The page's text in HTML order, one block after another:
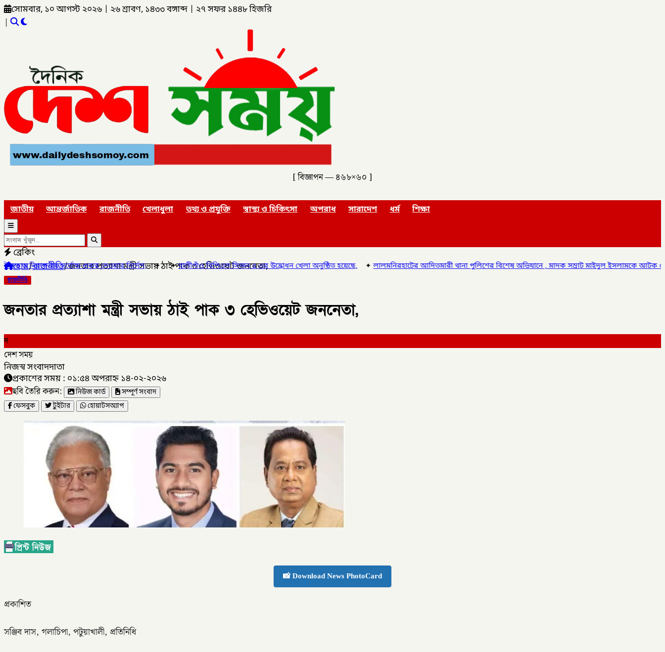
সোমবার, ১০ আগস্ট ২০২৬ ২৬ শ্রাবণ, ১৪৩৩ বঙ্গাব্দ ২৭ সফর ১৪৪৮ হিজরি
|
[ বিজ্ঞাপন — ৪৬৮×৬০ ]
জাতীয় আন্তর্জাতিক রাজনীতি খেলাধুলা তথ্য ও প্রযুক্তি স্বাস্থ্য ও চিকিৎসা অপরাধ সারাদেশ ধর্ম শিক্ষা
ব্রেকিং
গুরুত্ব দেওয়ার নির্দেশ,✦✦বালীগাঁও বিপিএল সিজন ৫ এর উদ্ভোধন খেলা অনুষ্ঠিত হয়েছে,✦লালমনিরহাটের আদিতমারী থানা পুলিশের বিশেষ অভিযানে , মাদক সম্রাট মাইদুল ইসলামকে আটক ০৩ বোতল স্কাফ সিরাপ
হোম/রাজনীতি/জনতার প্রত্যাশা মন্ত্রী সভায় ঠাই পাক ৩ হেভিওয়েট জননেতা,
রাজনীতি
জনতার প্রত্যাশা মন্ত্রী সভায় ঠাই পাক ৩ হেভিওয়েট জননেতা,
দ
দেশ সময়
নিজস্ব সংবাদদাতা
প্রকাশের সময় : ০১:৫৪ অপরাহ্ন ১৪-০২-২০২৬
ছবি তৈরি করুন: নিউজ কার্ড
সম্পূর্ণ সংবাদ
ফেসবুক
টুইটার হোয়াটসঅ্যাপ
📸 Download News PhotoCard
প্রকাশিত
সঞ্জিব দাস, গলাচিপা, পটুয়াখালী, প্রতিনিধি